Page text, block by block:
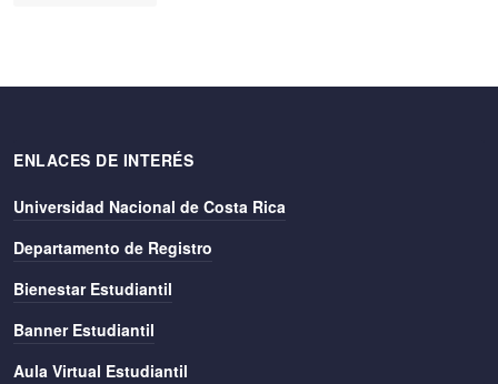
ENLACES DE INTERÉS
Universidad Nacional de Costa Rica
Departamento de Registro
Bienestar Estudiantil
Banner Estudiantil
Aula Virtual Estudiantil